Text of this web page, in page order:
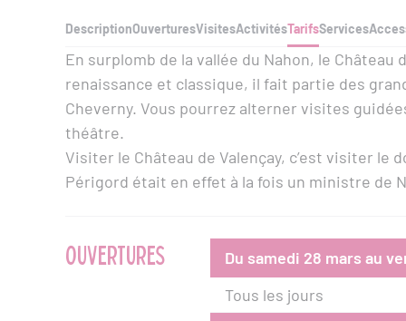
DescriptionOuverturesVisitesActivitésTarifsServices
En surplomb de la vallée du Nahon, le
renaissance et classique, il fait partie des
Cheverny. Vous pourrez alterner visites
théâtre.
Visiter le Château de Valençay, c’est visiter le
Périgord était en effet à la fois un ministre de
OUVERTURES
Du samedi 28 mars au
Tous les jours